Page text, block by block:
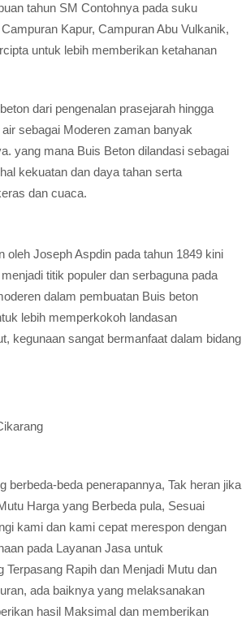
tahun SM Contohnya pada suku
Kapur, Campuran Abu Vulkanik,
untuk lebih memberikan ketahanan
dari pengenalan prasejarah hingga
sebagai Moderen zaman banyak
yang mana Buis Beton dilandasi sebagai
kekuatan dan daya tahan serta
dan cuaca.
Joseph Aspdin pada tahun 1849 kini
titik populer dan serbaguna pada
dalam pembuatan Buis beton
lebih memperkokoh landasan
kegunaan sangat bermanfaat dalam bidang
beda penerapannya, Tak heran jika
Harga yang Berbeda pula, Sesuai
kami dan kami cepat merespon dengan
pada Layanan Jasa untuk
Rapih dan Menjadi Mutu dan
ada baiknya yang melaksanakan
hasil Maksimal dan memberikan